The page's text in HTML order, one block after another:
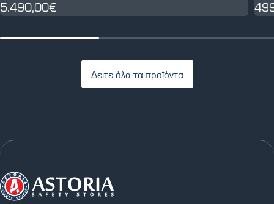
5.490,00€
Δείτε όλα τα προϊόντα